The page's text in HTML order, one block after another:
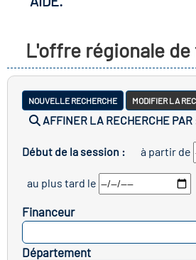
les métiers
clés métiers et
lieu d'information ou
de l'Economie
Solidaire (ESS)
du secteur sanitaire
de l'Industrie
L'offre régionale
NOUVELLE RECHERCHE MODIFIER LA
AFFINER LA RECHERCHE PAR
Début de la session : à partir de
au plus tard le
Financeur
Département